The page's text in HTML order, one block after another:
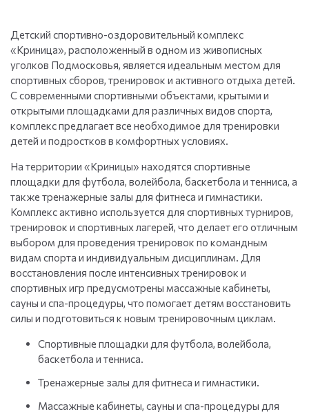
Детский спортивно-оздоровительный комплекс
«Криница», расположенный в одном из живописных
уголков Подмосковья, является идеальным местом для
спортивных сборов, тренировок и активного отдыха детей.
С современными спортивными объектами, крытыми и
открытыми площадками для различных видов спорта,
комплекс предлагает все необходимое для тренировки
детей и подростков в комфортных условиях.
На территории «Криницы» находятся спортивные
площадки для футбола, волейбола, баскетбола и тенниса, а
также тренажерные залы для фитнеса и гимнастики.
Комплекс активно используется для спортивных турниров,
тренировок и спортивных лагерей, что делает его отличным
выбором для проведения тренировок по командным
видам спорта и индивидуальным дисциплинам. Для
восстановления после интенсивных тренировок и
спортивных игр предусмотрены массажные кабинеты,
сауны и спа-процедуры, что помогает детям восстановить
силы и подготовиться к новым тренировочным циклам.
Спортивные площадки для футбола, волейбола,
баскетбола и тенниса.
Тренажерные залы для фитнеса и гимнастики.
Массажные кабинеты, сауны и спа-процедуры для